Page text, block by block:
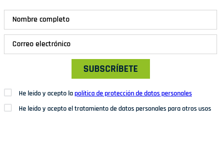
SUBSCRÍBETE
He leído y acepto lapolítica de protección de datos personales
He leído y acepto el tratamiento de datos personales para otros usos